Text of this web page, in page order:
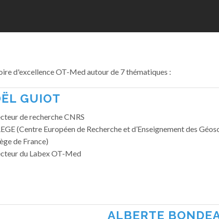
d'excellence OT-Med autour de 7 thématiques :
GUIOT
de recherche CNRS
(Centre Européen de Recherche et d’Enseignement des
de France)
du Labex OT-Med
ALBERTE